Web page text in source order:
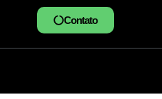
Contato